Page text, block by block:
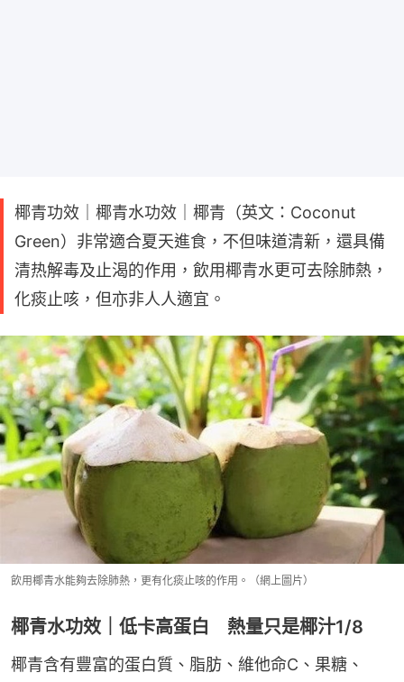
椰青功效｜椰青水功效｜椰青（英文：Coconut
Green）非常適合夏天進食，不但味道清新，還具備
清热解毒及止渴的作用，飲用椰青水更可去除肺熱，
化痰止咳，但亦非人人適宜。
飲用椰青水能夠去除肺熱，更有化痰止咳的作用。（網上圖片）
椰青水功效｜低卡高蛋白 熱量只是椰汁1/8
椰青含有豐富的蛋白質、脂肪、維他命C、果糖、